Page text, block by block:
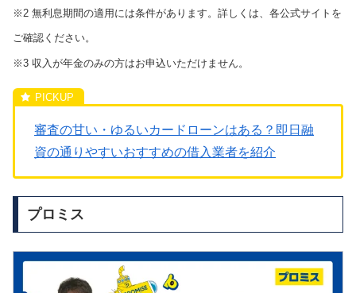
※2 無利息期間の適用には条件があります。詳しくは、各公式サイトを
ご確認ください。
※3 収入が年金のみの方はお申込いただけません。
審査の甘い・ゆるいカードローンはある？即日融
資の通りやすいおすすめの借入業者を紹介
プロミス